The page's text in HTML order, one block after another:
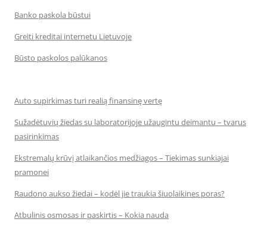
Banko paskola būstui
Greiti kreditai internetu Lietuvoje
Būsto paskolos palūkanos
Auto supirkimas turi realią finansinę vertę
Sužadėtuvių žiedas su laboratorijoje užaugintu deimantu – tvarus
pasirinkimas
Ekstremalų krūvį atlaikančios medžiagos – Tiekimas sunkiajai
pramonei
Raudono aukso žiedai – kodėl jie traukia šiuolaikines poras?
Atbulinis osmosas ir paskirtis – Kokia nauda